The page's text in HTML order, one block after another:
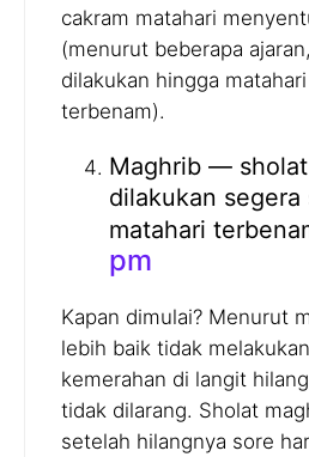
cakram matahari
(menurut beberapa
dilakukan hingga
terbenam).
Maghrib —
dilakukan segera
matahari
pm
Kapan dimulai? Menurut
lebih baik tidak
kemerahan di langit
tidak dilarang. Sholat
setelah hilangnya sore